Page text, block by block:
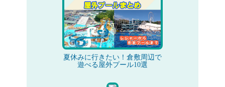
夏休みに行きたい！倉敷周辺で
遊べる屋外プール10選